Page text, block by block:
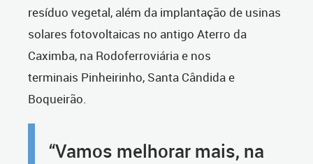
resíduo vegetal, além da implantação de usinas
solares fotovoltaicas no antigo Aterro da
Caximba, na Rodoferroviária e nos
terminais Pinheirinho, Santa Cândida e
Boqueirão.
“Vamos melhorar mais, na